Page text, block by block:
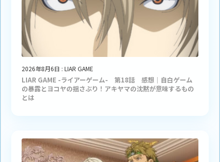
2026年8月6日 : LIAR GAME
LIAR GAME -ライアーゲーム- 第18話 感想｜自白ゲーム
の暴露とヨコヤの揺さぶり！アキヤマの沈黙が意味するもの
とは